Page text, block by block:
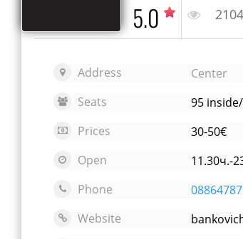
5.0
Address
Center
Seats
95
Prices
30-50€
Open
11.30ч.-
Phone
Website